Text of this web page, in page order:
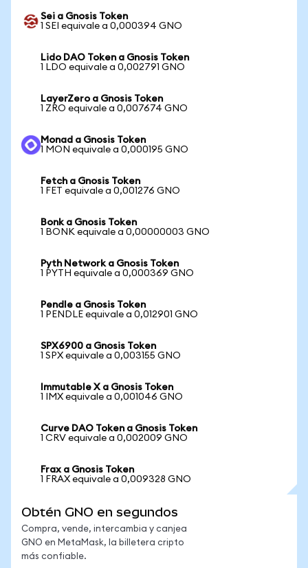
Sei a Gnosis Token
1 SEI equivale a 0,000394 GNO
Lido DAO Token a Gnosis Token
1 LDO equivale a 0,002791 GNO
LayerZero a Gnosis Token
1 ZRO equivale a 0,007674 GNO
Monad a Gnosis Token
1 MON equivale a 0,000195 GNO
Fetch a Gnosis Token
1 FET equivale a 0,001276 GNO
Bonk a Gnosis Token
1 BONK equivale a 0,00000003 GNO
Pyth Network a Gnosis Token
1 PYTH equivale a 0,000369 GNO
Pendle a Gnosis Token
1 PENDLE equivale a 0,012901 GNO
SPX6900 a Gnosis Token
1 SPX equivale a 0,003155 GNO
Immutable X a Gnosis Token
1 IMX equivale a 0,001046 GNO
Curve DAO Token a Gnosis Token
1 CRV equivale a 0,002009 GNO
Frax a Gnosis Token
1 FRAX equivale a 0,009328 GNO
Obtén GNO en segundos
Compra, vende, intercambia y canjea
GNO en MetaMask, la billetera cripto
más confiable.